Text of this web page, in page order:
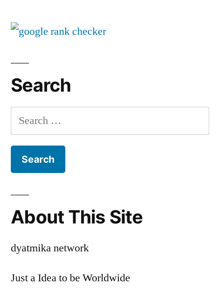
Search
Search
for:
About This Site
dyatmika network
Just a Idea to be Worldwide